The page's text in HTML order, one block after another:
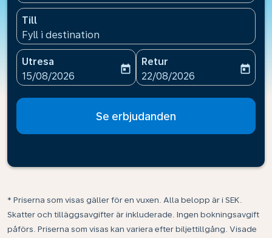
Till
Fyll i destination
Utresa
fc-booking-departure-date-aria-label
15/08/2026
today
Retur
fc-booking-return-date-
22/08/2026
today
Se erbjudanden
* Priserna som visas gäller för en vuxen. Alla belopp är i SEK.
Skatter och tilläggsavgifter är inkluderade. Ingen bokningsavgift
påförs. Priserna som visas kan variera efter biljettillgång. Visade